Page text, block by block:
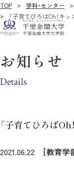
TOP 学科・センター
「子育てひろばOh！キ
お知らせ
Details
「子育てひろばOh
2021.06.22 ［教育学